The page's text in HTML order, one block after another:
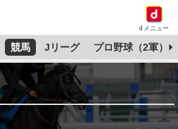
dメニュー
競馬 Jリーグ プロ野球（2軍）